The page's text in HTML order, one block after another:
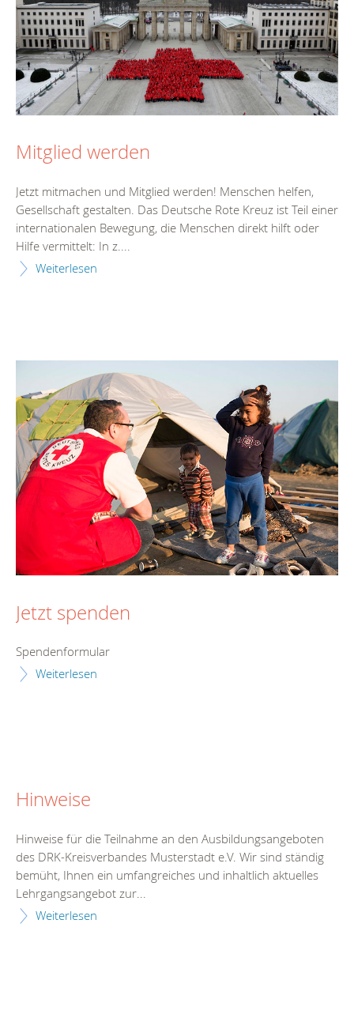
Mitglied werden
Jetzt mitmachen und Mitglied werden! Menschen helfen,
Gesellschaft gestalten. Das Deutsche Rote Kreuz ist Teil einer
internationalen Bewegung, die Menschen direkt hilft oder
Hilfe vermittelt: In z....
Weiterlesen
Jetzt spenden
Spendenformular
Weiterlesen
Hinweise
Hinweise für die Teilnahme an den Ausbildungsangeboten
des DRK-Kreisverbandes Musterstadt e.V. Wir sind ständig
bemüht, Ihnen ein umfangreiches und inhaltlich aktuelles
Lehrgangsangebot zur...
Weiterlesen